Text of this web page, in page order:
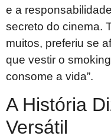
e a
secreto do cinema.
muitos, preferiu se
que vestir o
consome a vida”.
A História
Versátil